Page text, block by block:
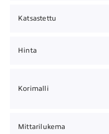
Katsastettu
Hinta
Korimalli
Mittarilukema